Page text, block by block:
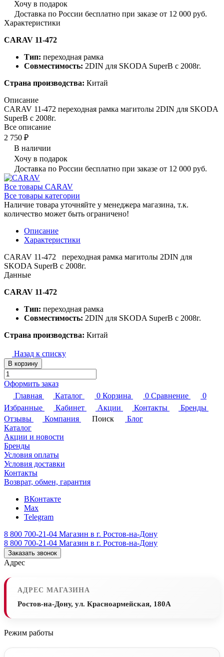
Хочу в подарок
Доставка по России бесплатно при заказе от 12 000 руб.
Характеристики
CARAV 11-472
Тип: переходная рамка
Совместимость: 2DIN для SKODA SuperB с 2008г.
Страна производства: Китай
Описание
CARAV 11-472 переходная рамка магитолы 2DIN для SKODA
SuperB с 2008г.
Все описание
2 750 ₽
В наличии
Хочу в подарок
Доставка по России бесплатно при заказе от 12 000 руб.
Все товары CARAV
Все товары категории
Наличие товара уточняйте у менеджера магазина, т.к.
количество может быть ограничено!
Описание
Характеристики
CARAV 11-472 переходная рамка магитолы 2DIN для
SKODA SuperB с 2008г.
Данные
CARAV 11-472
Тип: переходная рамка
Совместимость: 2DIN для SKODA SuperB с 2008г.
Страна производства: Китай
Назад к списку
В корзину
Оформить заказ
Главная
Каталог 0 Корзина 0 Сравнение
0
Избранные
Кабинет Акции Контакты
Бренды
Отзывы
Компания Поиск
Блог
Каталог
Акции и новости
Бренды
Условия оплаты
Условия доставки
Контакты
Возврат, обмен, гарантия
ВКонтакте
Max
Telegram
8 800 700-21-04 Магазин в г. Ростов-на-Дону
8 800 700-21-04 Магазин в г. Ростов-на-Дону
Заказать звонок
Адрес
АДРЕС МАГАЗИНА
Ростов-на-Дону, ул. Красноармейская, 180А
Режим работы